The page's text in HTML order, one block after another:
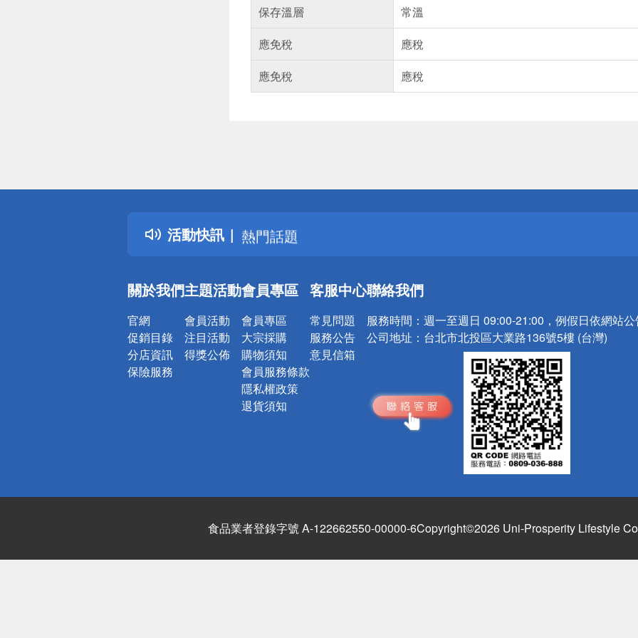
保存溫層
常溫
應免稅
應稅
應免稅
應稅
活動快訊
詐騙網頁！請小心！
得獎公告
熱門話題
銀行優惠
詐騙網頁！請小心！
關於我們
官網
促銷目錄
分店資訊
保險服務
主題活動
會員活動
注目活動
得獎公佈
會員專區
會員專區
大宗採購
購物須知
會員服務條款
隱私權政策
退貨須知
客服中心
常見問題
服務公告
意見信箱
聯絡我們
服務時間： 週一至週日 09:00-21:00，例假日依網站
公司地址： 台北市北投區大業路136號5樓 (台灣)
食品業者登錄字號 A-122662550-00000-6Copyright©2026 Uni-Prosperity Lifestyle